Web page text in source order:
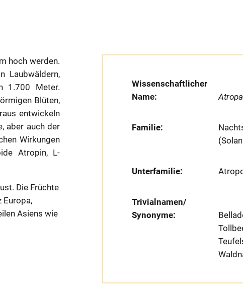
hoch werden.
Laubwäldern,
1.700 Meter.
Blüten,
entwickeln
aber auch der
Wirkungen
Atropin, L-
Die Früchte
Europa,
Asiens wie
Wissenschaftlicher
Name:
Familie:
Unterfamilie:
Trivialnamen/
Synonyme: